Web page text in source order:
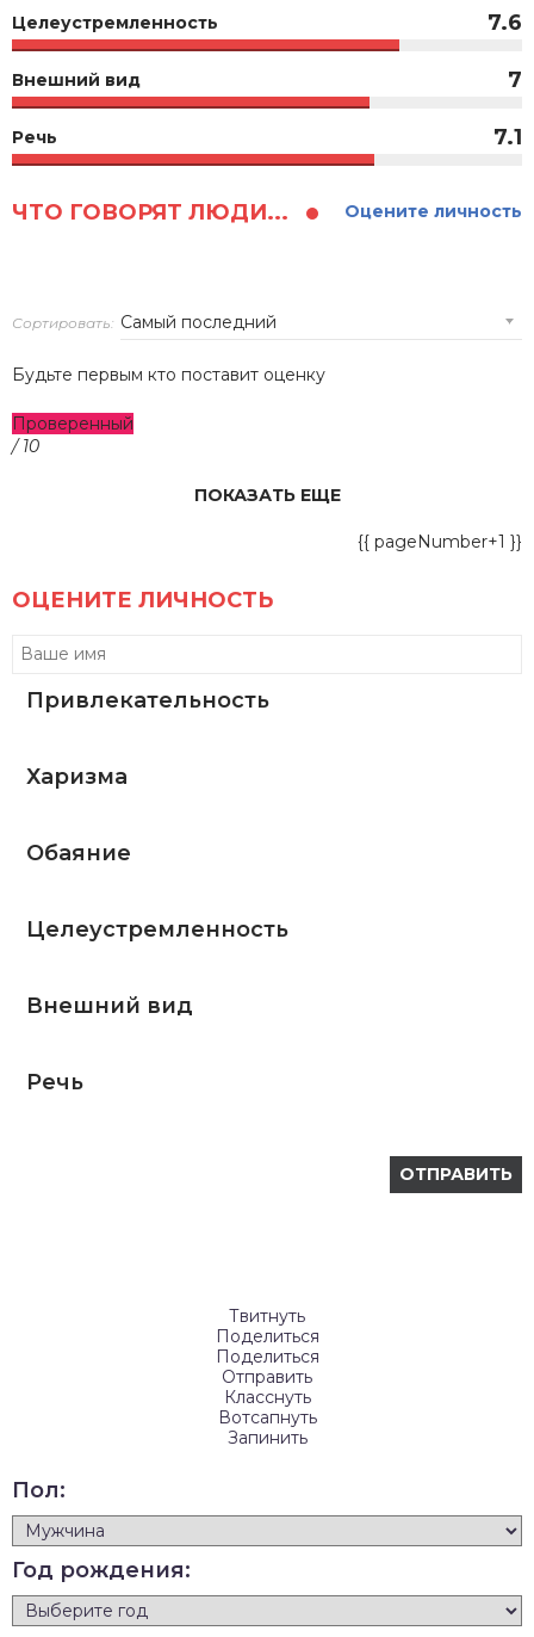
Целеустремленность 7.6
Внешний вид 7
Речь 7.1
ЧТО ГОВОРЯТ ЛЮДИ... Оцените личность
Сортировать:
Будьте первым кто поставит оценку
Проверенный
/ 10
ПОКАЗАТЬ ЕЩЕ
{{ pageNumber+1 }}
ОЦЕНИТЕ ЛИЧНОСТЬ
Привлекательность
Харизма
Обаяние
Целеустремленность
Внешний вид
Речь
Твитнуть
Поделиться
Поделиться
Отправить
Класснуть
Вотсапнуть
Запинить
Пол:
Год рождения: